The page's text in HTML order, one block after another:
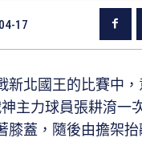
17
新北國王的比賽中
主力球員張耕淯一
膝蓋，隨後由擔架